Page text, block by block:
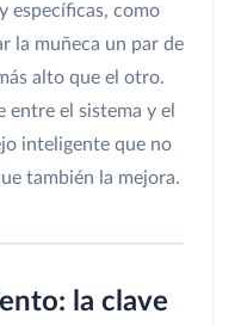
específicas, como
la muñeca un par de
alto que el otro.
entre el sistema y el
inteligente que no
también la mejora.
la clave